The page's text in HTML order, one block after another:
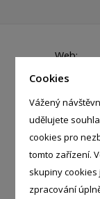
Cookies
Vážený
udělujete
cookies pro
tomto zařízení.
skupiny
zpracování
Web:
Telefon:
E-mail: